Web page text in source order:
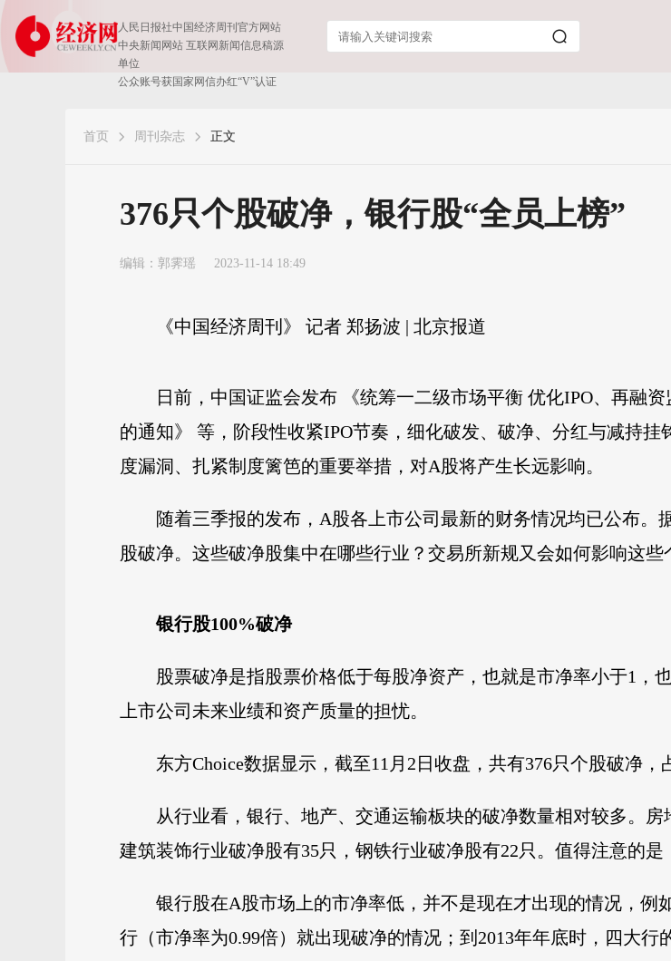
人民日报社中国经济周刊官方网站
中央新闻网站 互联网新闻信息稿源
单位
公众账号获国家网信办红“V”认证
首页 周刊杂志 正文
​376只个股破净，银行股“全员上榜”
编辑：郭霁瑶 2023-11-14 18:49
《中国经济周刊》 记者 郑扬波 | 北京报道
日前，中国证监会发布 《统筹一二级市场平衡 优化IPO、再融
的通知》 等，阶段性收紧IPO节奏，细化破发、破净、分红与减持
度漏洞、扎紧制度篱笆的重要举措，对A股将产生长远影响。
随着三季报的发布，A股各上市公司最新的财务情况均已公布
股破净。这些破净股集中在哪些行业？交易所新规又会如何影响这些
银行股100%破净
股票破净是指股票价格低于每股净资产，也就是市净率小于1，
上市公司未来业绩和资产质量的担忧。
东方Choice数据显示，截至11月2日收盘，共有376只个股破净，
从行业看，银行、地产、交通运输板块的破净数量相对较多。
建筑装饰行业破净股有35只，钢铁行业破净股有22只。值得注意的是
银行股在A股市场上的市净率低，并不是现在才出现的情况，例
行（市净率为0.99倍）就出现破净的情况；到2013年年底时，四大